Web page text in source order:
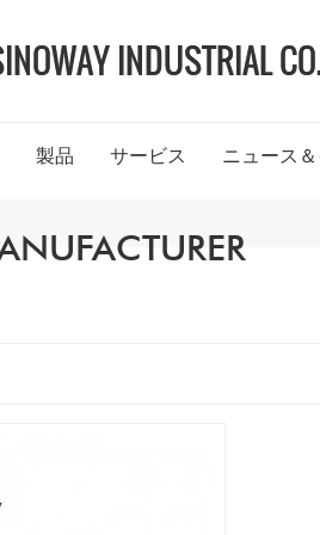
製品 サービス ニュース